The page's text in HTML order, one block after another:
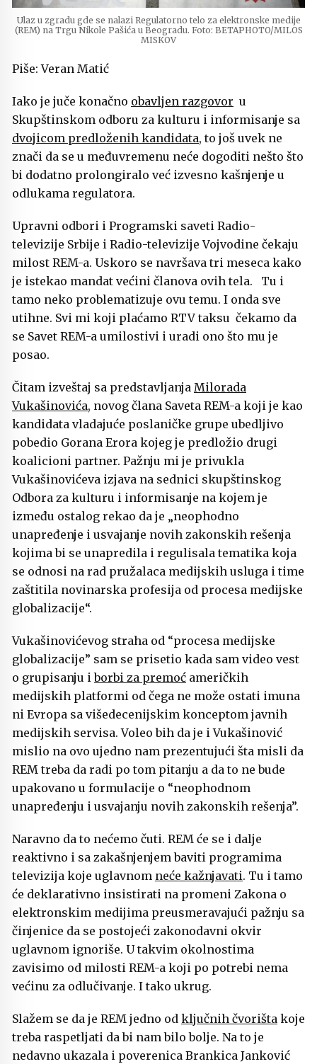
Ulaz u zgradu gde se nalazi Regulatorno telo za elektronske medije
(REM) na Trgu Nikole Pašića u Beogradu. Foto: BETAPHOTO/MILOS
MISKOV
Piše: Veran Matić
Iako je juče konačno obavljen razgovor u
Skupštinskom odboru za kulturu i informisanje sa
dvojicom predloženih kandidata, to još uvek ne
znači da se u međuvremenu neće dogoditi nešto što
bi dodatno prolongiralo već izvesno kašnjenje u
odlukama regulatora.
Upravni odbori i Programski saveti Radio-
televizije Srbije i Radio-televizije Vojvodine čekaju
milost REM-a. Uskoro se navršava tri meseca kako
je istekao mandat većini članova ovih tela. Tu i
tamo neko problematizuje ovu temu. I onda sve
utihne. Svi mi koji plaćamo RTV taksu čekamo da
se Savet REM-a umilostivi i uradi ono što mu je
posao.
Čitam izveštaj sa predstavljanja Milorada
Vukašinovića, novog člana Saveta REM-a koji je kao
kandidata vladajuće poslaničke grupe ubedljivo
pobedio Gorana Erora kojeg je predložio drugi
koalicioni partner. Pažnju mi je privukla
Vukašinovićeva izjava na sednici skupštinskog
Odbora za kulturu i informisanje na kojem je
između ostalog rekao da je „neophodno
unapređenje i usvajanje novih zakonskih rešenja
kojima bi se unapredila i regulisala tematika koja
se odnosi na rad pružalaca medijskih usluga i time
zaštitila novinarska profesija od procesa medijske
globalizacije“.
Vukašinovićevog straha od “procesa medijske
globalizacije” sam se prisetio kada sam video vest
o grupisanju iborbi za premoć američkih
medijskih platformi od čega ne može ostati imuna
ni Evropa sa višedecenijskim konceptom javnih
medijskih servisa. Voleo bih da je i Vukašinović
mislio na ovo ujedno nam prezentujući šta misli da
REM treba da radi po tom pitanju a da to ne bude
upakovano u formulacije o “neophodnom
unapređenju i usvajanju novih zakonskih rešenja”.
Naravno da to nećemo čuti. REM će se i dalje
reaktivno i sa zakašnjenjem baviti programima
televizija koje uglavnom neće kažnjavati. Tu i tamo
će deklarativno insistirati na promeni Zakona o
elektronskim medijima preusmeravajući pažnju sa
činjenice da se postojeći zakonodavni okvir
uglavnom ignoriše. U takvim okolnostima
zavisimo od milosti REM-a koji po potrebi nema
većinu za odlučivanje. I tako ukrug.
Slažem se da je REM jedno od ključnih čvorišta koje
treba raspetljati da bi nam bilo bolje. Na to je
nedavno ukazala i poverenica Brankica Janković